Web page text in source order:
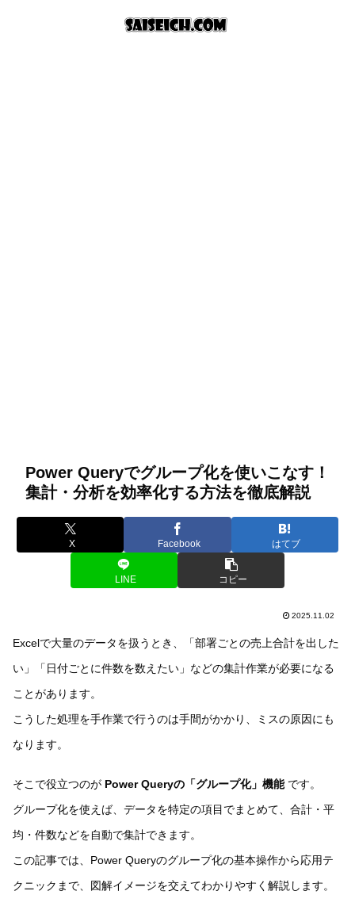
Power Queryでグループ化を使いこなす！
集計・分析を効率化する方法を徹底解説
X Facebook はてブ
LINE コピー
2025.11.02
Excelで大量のデータを扱うとき、「部署ごとの売上合計を出した
い」「日付ごとに件数を数えたい」などの集計作業が必要になる
ことがあります。
こうした処理を手作業で行うのは手間がかかり、ミスの原因にも
なります。
そこで役立つのが Power Queryの「グループ化」機能です。
グループ化を使えば、データを特定の項目でまとめて、合計・平
均・件数などを自動で集計できます。
この記事では、Power Queryのグループ化の基本操作から応用テ
クニックまで、図解イメージを交えてわかりやすく解説します。